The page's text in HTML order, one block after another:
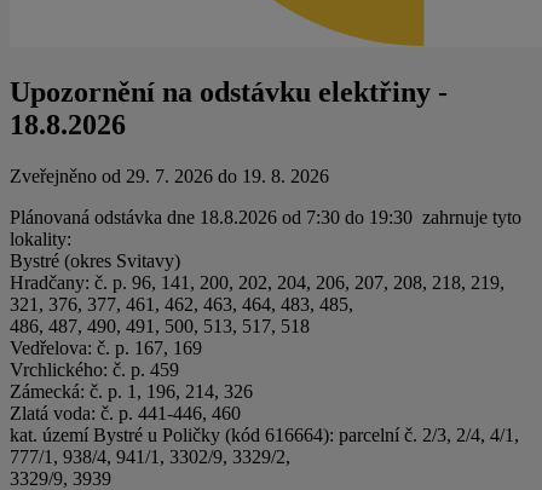
Upozornění na odstávku elektřiny -
18.8.2026
Zveřejněno od 29. 7. 2026 do 19. 8. 2026
Plánovaná odstávka dne 18.8.2026 od 7:30 do 19:30 zahrnuje tyto
lokality:
Bystré (okres Svitavy)
Hradčany: č. p. 96, 141, 200, 202, 204, 206, 207, 208, 218, 219,
321, 376, 377, 461, 462, 463, 464, 483, 485,
486, 487, 490, 491, 500, 513, 517, 518
Vedřelova: č. p. 167, 169
Vrchlického: č. p. 459
Zámecká: č. p. 1, 196, 214, 326
Zlatá voda: č. p. 441-446, 460
kat. území Bystré u Poličky (kód 616664): parcelní č. 2/3, 2/4, 4/1,
777/1, 938/4, 941/1, 3302/9, 3329/2,
3329/9, 3939